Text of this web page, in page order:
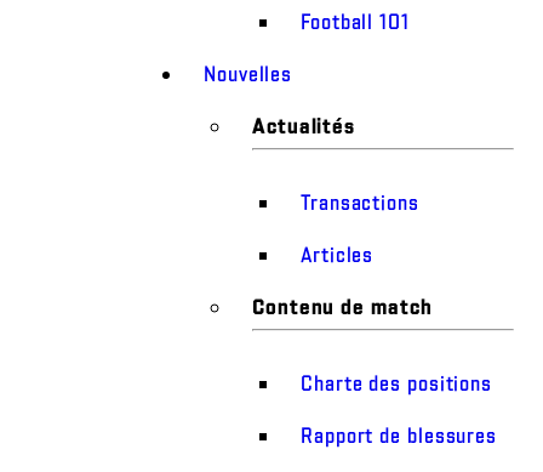
Football 101
Nouvelles
Actualités
Transactions
Articles
Contenu de match
Charte des positions
Rapport de blessures